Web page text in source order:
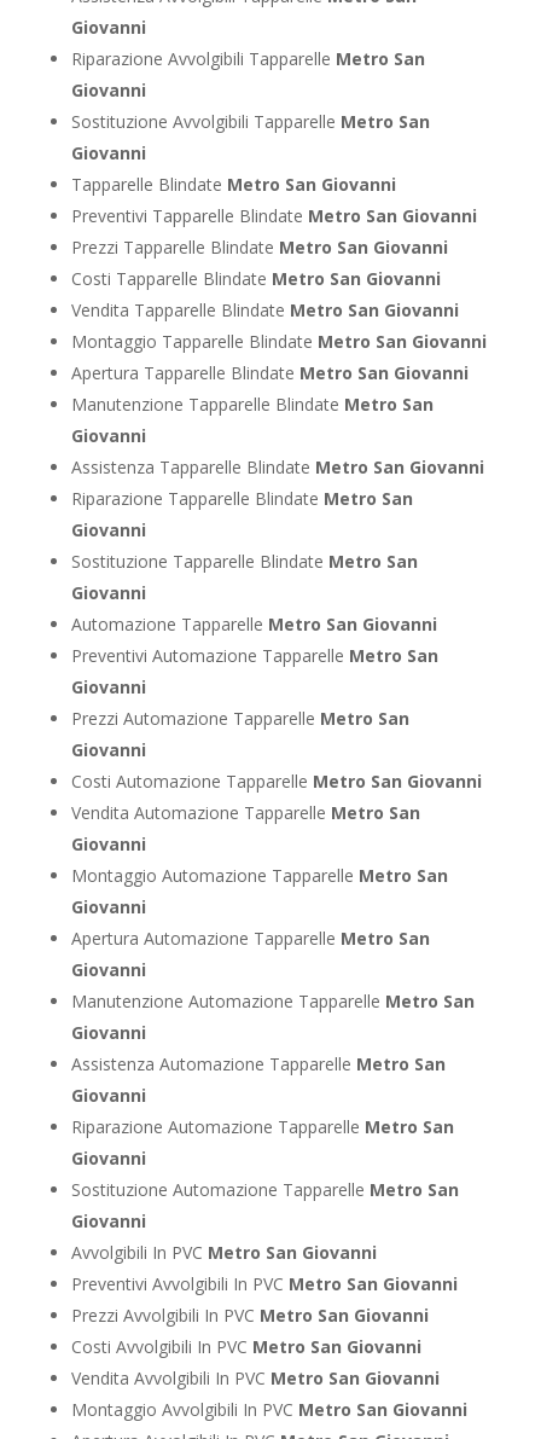
Giovanni
Riparazione Avvolgibili Tapparelle Metro San
Giovanni
Sostituzione Avvolgibili Tapparelle Metro San
Giovanni
Tapparelle Blindate Metro San Giovanni
Preventivi Tapparelle Blindate Metro San Giovanni
Prezzi Tapparelle Blindate Metro San Giovanni
Costi Tapparelle Blindate Metro San Giovanni
Vendita Tapparelle Blindate Metro San Giovanni
Montaggio Tapparelle Blindate Metro San Giovanni
Apertura Tapparelle Blindate Metro San Giovanni
Manutenzione Tapparelle Blindate Metro San
Giovanni
Assistenza Tapparelle Blindate Metro San Giovanni
Riparazione Tapparelle Blindate Metro San
Giovanni
Sostituzione Tapparelle Blindate Metro San
Giovanni
Automazione Tapparelle Metro San Giovanni
Preventivi Automazione Tapparelle Metro San
Giovanni
Prezzi Automazione Tapparelle Metro San
Giovanni
Costi Automazione Tapparelle Metro San Giovanni
Vendita Automazione Tapparelle Metro San
Giovanni
Montaggio Automazione Tapparelle Metro San
Giovanni
Apertura Automazione Tapparelle Metro San
Giovanni
Manutenzione Automazione Tapparelle Metro San
Giovanni
Assistenza Automazione Tapparelle Metro San
Giovanni
Riparazione Automazione Tapparelle Metro San
Giovanni
Sostituzione Automazione Tapparelle Metro San
Giovanni
Avvolgibili In PVC Metro San Giovanni
Preventivi Avvolgibili In PVC Metro San Giovanni
Prezzi Avvolgibili In PVC Metro San Giovanni
Costi Avvolgibili In PVC Metro San Giovanni
Vendita Avvolgibili In PVC Metro San Giovanni
Montaggio Avvolgibili In PVC Metro San Giovanni